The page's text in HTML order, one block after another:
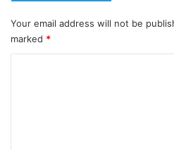
Your email address will not be
marked *